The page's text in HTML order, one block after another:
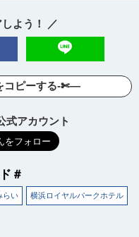
よう！ ／
コピーする-✄—
式アカウント
＃
らい 横浜ロイヤルパークホテル